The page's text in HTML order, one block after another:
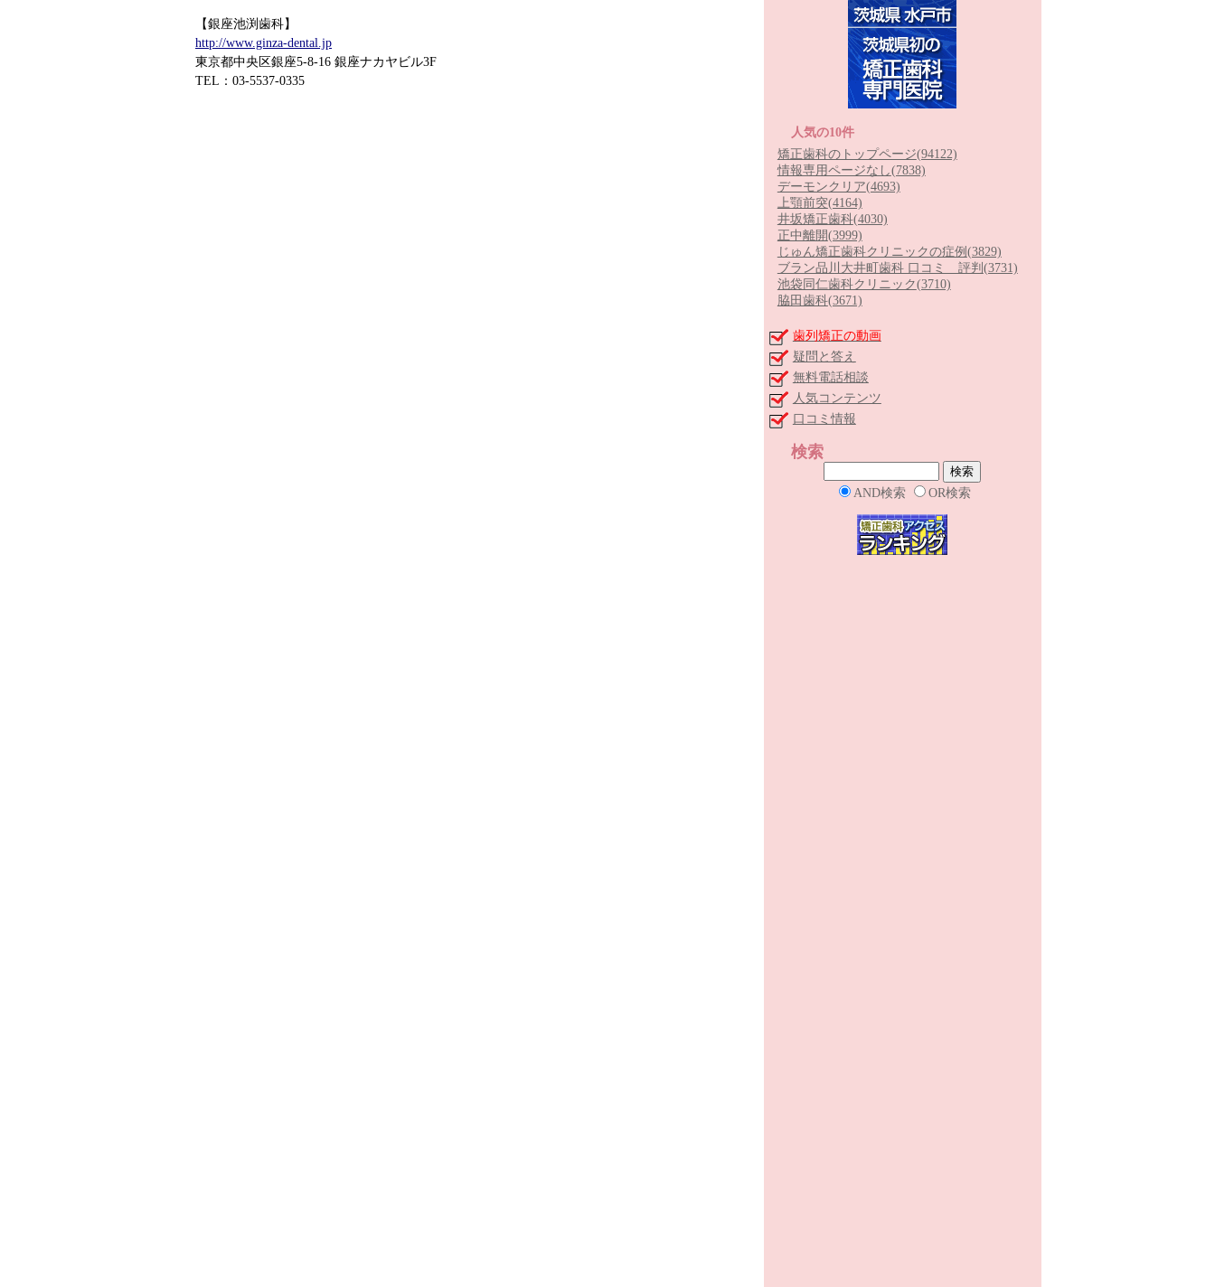
【銀座池渕歯科】
http://www.ginza-dental.jp
東京都中央区銀座5-8-16 銀座ナカヤビル3F
TEL：03-5537-0335
人気の10件
矯正歯科のトップページ(94122)
情報専用ページなし(7838)
デーモンクリア(4693)
上顎前突(4164)
井坂矯正歯科(4030)
正中離開(3999)
じゅん矯正歯科クリニックの症例 (3829)
ブラン品川大井町歯科 口コミ 評判 (3731)
池袋同仁歯科クリニック(3710)
脇田歯科(3671)
歯列矯正の動画
疑問と答え
無料電話相談
人気コンテンツ
口コミ情報
検索
AND検索 OR検索